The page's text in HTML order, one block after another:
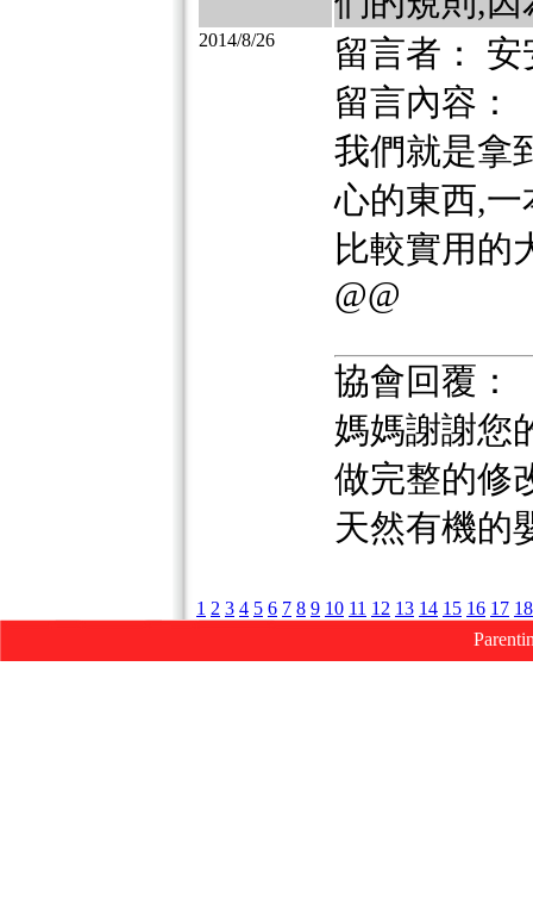
2014/8/26
留言者： 安
留言內容：
我們就是拿
心的東西,
比較實用的
@@
協會回覆：
媽媽謝謝您
做完整的修
天然有機的
1 2 3 4 5 6 7 8 9 10 11 12 13 14 15 16 17 18